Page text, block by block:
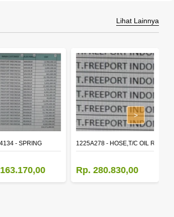
Lihat Lainnya
- SPRING 1225A278 - HOSE,T/C OIL
Rp. 280.830,00
>